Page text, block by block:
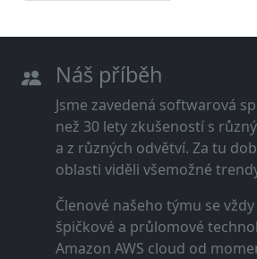
Náš příběh
Jsme zavedená softwarová
než 30 lety zkušeností s
a z různých odvětví. Za tu
oblasti viděli všemožné
Členové našeho týmu se
špičkové a průlomové
Amazon AWS cloud od